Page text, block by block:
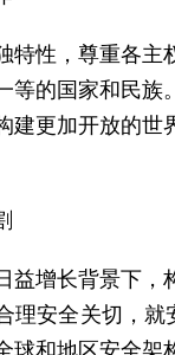
特性，尊重各
等的国家和民
建更加开放的
益增长背景下
理安全关切，
球和地区安全